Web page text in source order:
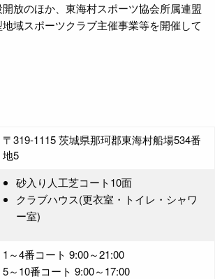
放のほか、東海村スポーツ協会所属連盟
域スポーツクラブ主催事業等を開催して
〒319-1115 茨城県那珂郡東海村船場534番
地5
砂入り人工芝コート10面
クラブハウス(更衣室・トイレ・シャワ
ー室)
1～4番コート 9:00～21:00
5～10番コート 9:00～17:00